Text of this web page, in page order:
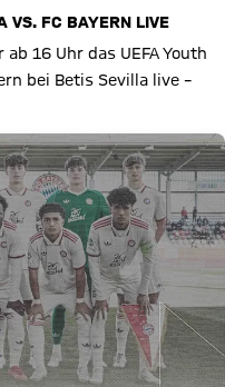
VS. FC BAYERN LIVE
16 Uhr das UEFA Youth
bei Betis Sevilla live –